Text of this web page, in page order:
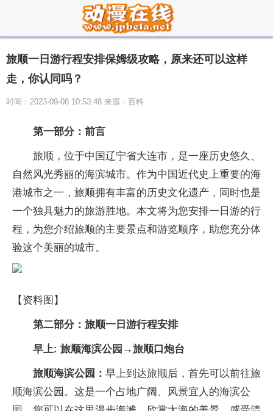
旅顺一日游行程安排保姆级攻略，原来还可以这样
走，你认同吗？
时间：2023-09-08 10:53:48 来源：百科
第一部分：前言
旅顺，位于中国辽宁省大连市，是一座历史悠久、
自然风光秀丽的海滨城市。作为中国近代史上重要的海
港城市之一，旅顺拥有丰富的历史文化遗产，同时也是
一个独具魅力的旅游胜地。本文将为您安排一日游的行
程，为您介绍旅顺的主要景点和游览顺序，助您充分体
验这个美丽的城市。
【资料图】
第二部分：旅顺一日游行程安排
早上: 旅顺海滨公园→旅顺口炮台
旅顺海滨公园： 早上到达旅顺后，首先可以前往旅
顺海滨公园。这是一个占地广阔、风景宜人的海滨公